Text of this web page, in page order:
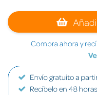
Compra ahora y
Envío gratuito a
Recíbelo en 48